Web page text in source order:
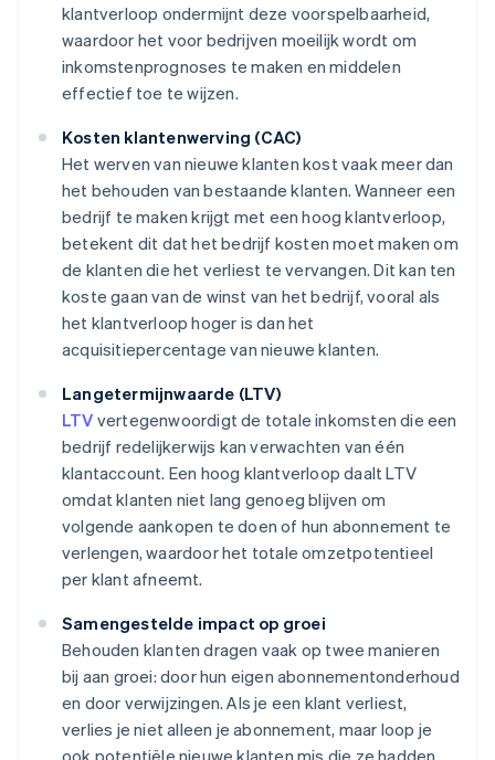
klantverloop ondermijnt deze voorspelbaarheid,
waardoor het voor bedrijven moeilijk wordt om
inkomstenprognoses te maken en middelen
effectief toe te wijzen.
Kosten klantenwerving (CAC)
Het werven van nieuwe klanten kost vaak meer dan
het behouden van bestaande klanten. Wanneer een
bedrijf te maken krijgt met een hoog klantverloop,
betekent dit dat het bedrijf kosten moet maken om
de klanten die het verliest te vervangen. Dit kan ten
koste gaan van de winst van het bedrijf, vooral als
het klantverloop hoger is dan het
acquisitiepercentage van nieuwe klanten.
Langetermijnwaarde (LTV)
LTV vertegenwoordigt de totale inkomsten die een
bedrijf redelijkerwijs kan verwachten van één
klantaccount. Een hoog klantverloop daalt LTV
omdat klanten niet lang genoeg blijven om
volgende aankopen te doen of hun abonnement te
verlengen, waardoor het totale omzetpotentieel
per klant afneemt.
Samengestelde impact op groei
Behouden klanten dragen vaak op twee manieren
bij aan groei: door hun eigen abonnementonderhoud
en door verwijzingen. Als je een klant verliest,
verlies je niet alleen je abonnement, maar loop je